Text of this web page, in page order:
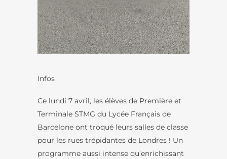
Infos
Ce lundi 7 avril, les élèves de Première et
Terminale STMG du Lycée Français de
Barcelone ont troqué leurs salles de classe
pour les rues trépidantes de Londres ! Un
programme aussi intense qu’enrichissant